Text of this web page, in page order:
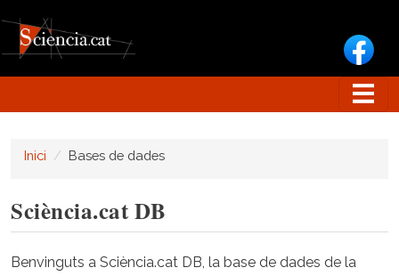
Inici Bases de dades
Sciència.cat DB
Benvinguts a Sciència.cat DB, la base de dades de la